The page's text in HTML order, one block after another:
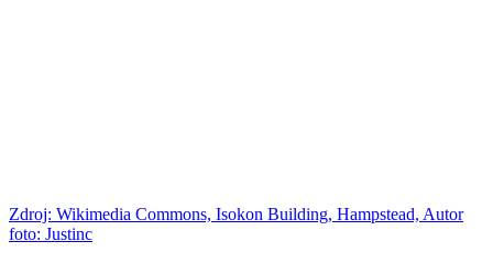
Zdroj: Wikimedia Commons, Isokon Building, Hampstead, Autor
foto: Justinc